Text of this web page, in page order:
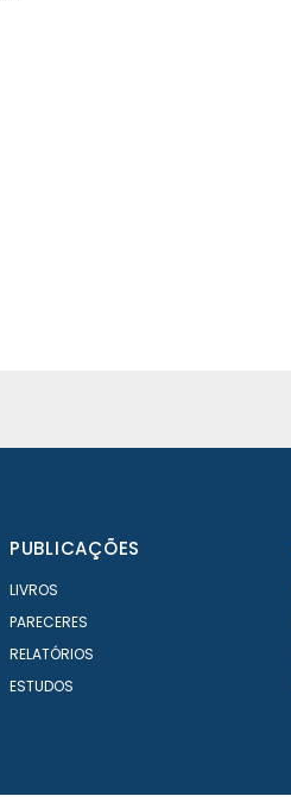
PUBLICAÇÕES
LIVROS
PARECERES
RELATÓRIOS
ESTUDOS